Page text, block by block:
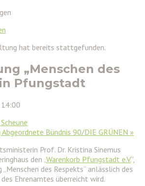
hat bereits stattgefunden.
„Menschen des
Pfungstadt
14:00
Abgeordnete Bündnis 90/DIE GRÜNEN »
Prof. Dr. Kristina Sinemus
den „ Warenkorb Pfungstadt e.V.“,
„Menschen des Respekts“ anlässlich des
Ehrenamtes überreicht wird.